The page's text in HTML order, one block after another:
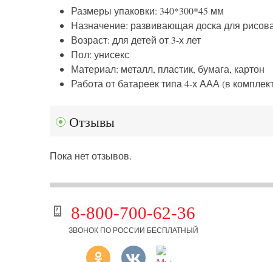
Размеры упаковки: 340*300*45 мм
Назначение: развивающая доска для
Возраст: для детей от 3-х лет
Пол: унисекс
Материал: металл, пластик, бумага, картон
Работа от батареек типа 4-х ААА (в
Отзывы
Пока нет отзывов.
8-800-700-62-36
ЗВОНОК ПО РОССИИ БЕСПЛАТНЫЙ